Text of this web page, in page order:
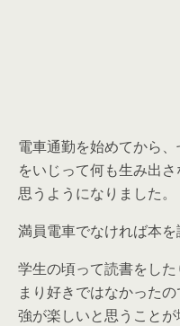
電車通勤を始めてから
をいじって何も生み出
思うようになりました。
満員電車でなければ本を
学生の頃って読書をし
まり好きではなかった
強が楽しいと思うことが